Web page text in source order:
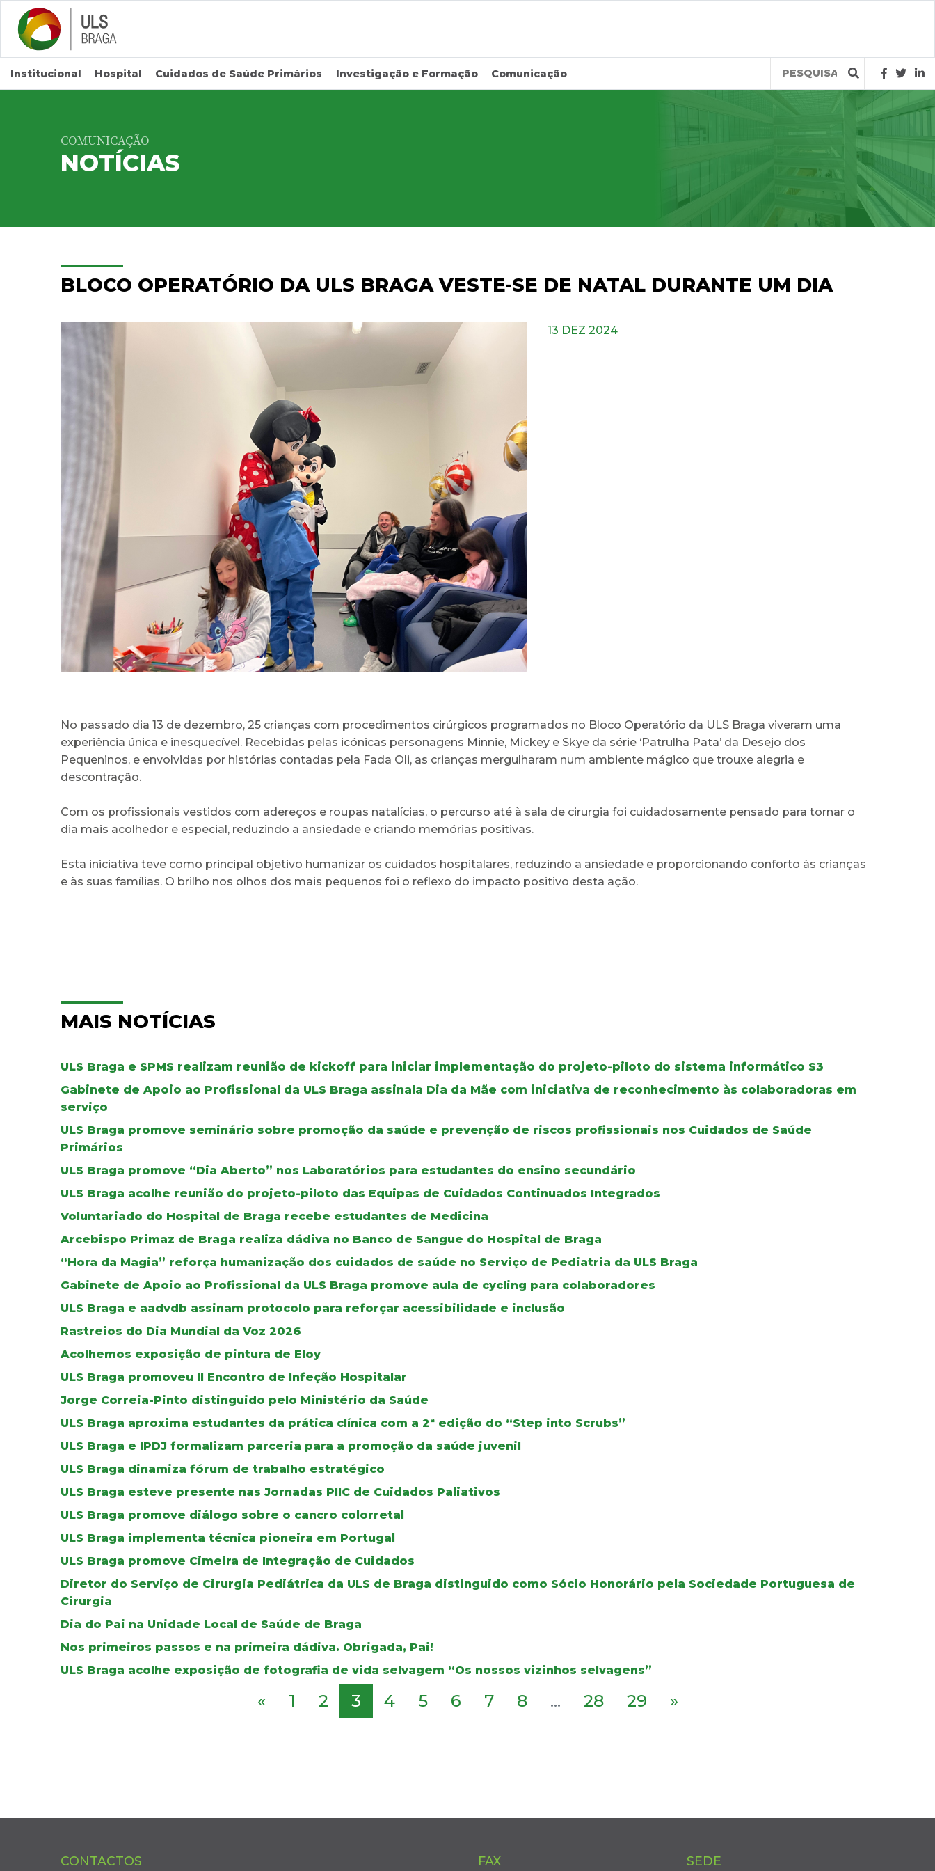
Saltar para conteúdo principal
Institucional Hospital Cuidados de Saúde Primários Investigação e Formação Comunicação
Query
COMUNICAÇÃO
NOTÍCIAS
BLOCO OPERATÓRIO DA ULS BRAGA VESTE-SE DE NATAL DURANTE UM DIA
13 DEZ 2024
No passado dia 13 de dezembro, 25 crianças com procedimentos cirúrgicos programados no Bloco Operatório da ULS Braga viveram uma
experiência única e inesquecível. Recebidas pelas icónicas personagens Minnie, Mickey e Skye da série ‘Patrulha Pata’ da Desejo dos
Pequeninos, e envolvidas por histórias contadas pela Fada Oli, as crianças mergulharam num ambiente mágico que trouxe alegria e
descontração.
Com os profissionais vestidos com adereços e roupas natalícias, o percurso até à sala de cirurgia foi cuidadosamente pensado para tornar o
dia mais acolhedor e especial, reduzindo a ansiedade e criando memórias positivas.
Esta iniciativa teve como principal objetivo humanizar os cuidados hospitalares, reduzindo a ansiedade e proporcionando conforto às crianças
e às suas famílias. O brilho nos olhos dos mais pequenos foi o reflexo do impacto positivo desta ação.
MAIS NOTÍCIAS
ULS Braga e SPMS realizam reunião de kickoff para iniciar implementação do projeto-piloto do sistema informático S3
Gabinete de Apoio ao Profissional da ULS Braga assinala Dia da Mãe com iniciativa de reconhecimento às colaboradoras em
serviço
ULS Braga promove seminário sobre promoção da saúde e prevenção de riscos profissionais nos Cuidados de Saúde
Primários
ULS Braga promove “Dia Aberto” nos Laboratórios para estudantes do ensino secundário
ULS Braga acolhe reunião do projeto-piloto das Equipas de Cuidados Continuados Integrados
Voluntariado do Hospital de Braga recebe estudantes de Medicina
Arcebispo Primaz de Braga realiza dádiva no Banco de Sangue do Hospital de Braga
“Hora da Magia” reforça humanização dos cuidados de saúde no Serviço de Pediatria da ULS Braga
Gabinete de Apoio ao Profissional da ULS Braga promove aula de cycling para colaboradores
ULS Braga e aadvdb assinam protocolo para reforçar acessibilidade e inclusão
Rastreios do Dia Mundial da Voz 2026
Acolhemos exposição de pintura de Eloy
ULS Braga promoveu II Encontro de Infeção Hospitalar
Jorge Correia-Pinto distinguido pelo Ministério da Saúde
ULS Braga aproxima estudantes da prática clínica com a 2ª edição do “Step into Scrubs”
ULS Braga e IPDJ formalizam parceria para a promoção da saúde juvenil
ULS Braga dinamiza fórum de trabalho estratégico
ULS Braga esteve presente nas Jornadas PIIC de Cuidados Paliativos
ULS Braga promove diálogo sobre o cancro colorretal
ULS Braga implementa técnica pioneira em Portugal
ULS Braga promove Cimeira de Integração de Cuidados
Diretor do Serviço de Cirurgia Pediátrica da ULS de Braga distinguido como Sócio Honorário pela Sociedade Portuguesa de
Cirurgia
Dia do Pai na Unidade Local de Saúde de Braga
Nos primeiros passos e na primeira dádiva. Obrigada, Pai!
ULS Braga acolhe exposição de fotografia de vida selvagem “Os nossos vizinhos selvagens”
« 1 2 3 4 5 6 7 8 ... 28 29 »
CONTACTOS FAX SEDE